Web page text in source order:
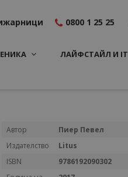
0800 1 25 25
ЛАЙФСТАЙЛ И IT
Повече
Автор
Пиер Певел
Издателство
Litus
ISBN
9786192090302